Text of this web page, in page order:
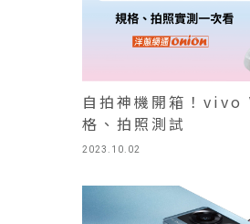
2023.10.02
自拍神機開箱！
格、拍照測試